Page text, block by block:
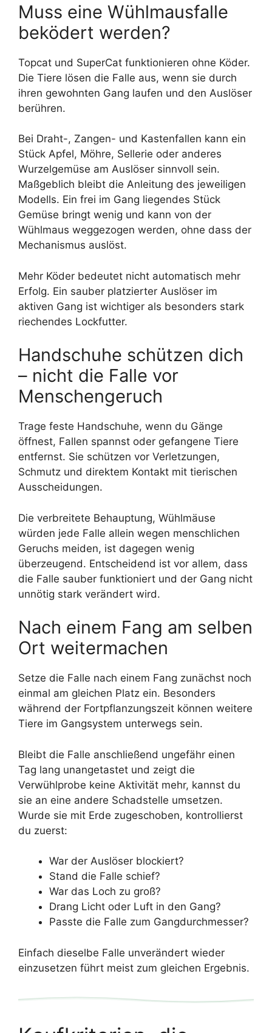
Muss eine Wühlmausfalle
beködert werden?
Topcat und SuperCat funktionieren ohne Köder.
Die Tiere lösen die Falle aus, wenn sie durch
ihren gewohnten Gang laufen und den Auslöser
berühren.
Bei Draht-, Zangen- und Kastenfallen kann ein
Stück Apfel, Möhre, Sellerie oder anderes
Wurzelgemüse am Auslöser sinnvoll sein.
Maßgeblich bleibt die Anleitung des jeweiligen
Modells. Ein frei im Gang liegendes Stück
Gemüse bringt wenig und kann von der
Wühlmaus weggezogen werden, ohne dass der
Mechanismus auslöst.
Mehr Köder bedeutet nicht automatisch mehr
Erfolg. Ein sauber platzierter Auslöser im
aktiven Gang ist wichtiger als besonders stark
riechendes Lockfutter.
Handschuhe schützen dich
– nicht die Falle vor
Menschengeruch
Trage feste Handschuhe, wenn du Gänge
öffnest, Fallen spannst oder gefangene Tiere
entfernst. Sie schützen vor Verletzungen,
Schmutz und direktem Kontakt mit tierischen
Ausscheidungen.
Die verbreitete Behauptung, Wühlmäuse
würden jede Falle allein wegen menschlichen
Geruchs meiden, ist dagegen wenig
überzeugend. Entscheidend ist vor allem, dass
die Falle sauber funktioniert und der Gang nicht
unnötig stark verändert wird.
Nach einem Fang am selben
Ort weitermachen
Setze die Falle nach einem Fang zunächst noch
einmal am gleichen Platz ein. Besonders
während der Fortpflanzungszeit können weitere
Tiere im Gangsystem unterwegs sein.
Bleibt die Falle anschließend ungefähr einen
Tag lang unangetastet und zeigt die
Verwühlprobe keine Aktivität mehr, kannst du
sie an eine andere Schadstelle umsetzen.
Wurde sie mit Erde zugeschoben, kontrollierst
du zuerst:
War der Auslöser blockiert?
Stand die Falle schief?
War das Loch zu groß?
Drang Licht oder Luft in den Gang?
Passte die Falle zum Gangdurchmesser?
Einfach dieselbe Falle unverändert wieder
einzusetzen führt meist zum gleichen Ergebnis.